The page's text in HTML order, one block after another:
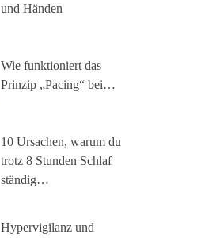
und Händen
Wie funktioniert das
Prinzip „Pacing“ bei…
10 Ursachen, warum du
trotz 8 Stunden Schlaf
ständig…
Hypervigilanz und